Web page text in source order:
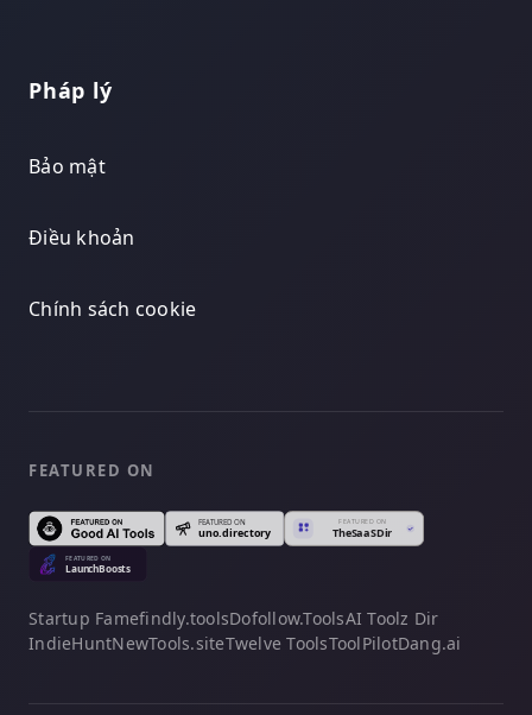
Pháp lý
Bảo mật
Điều khoản
Chính sách cookie
FEATURED ON
Startup Famefindly.toolsDofollow.ToolsAI Toolz Dir
IndieHuntNewTools.siteTwelve ToolsToolPilotDang.ai